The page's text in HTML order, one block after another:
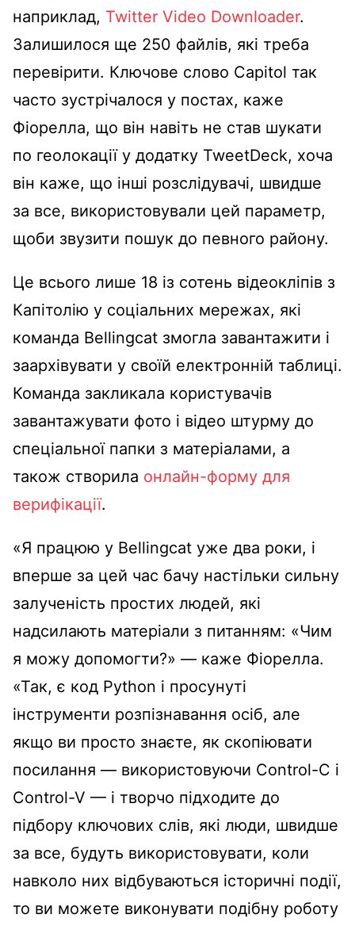
наприклад, Twitter Video Downloader.
Залишилося ще 250 файлів, які треба
перевірити. Ключове слово Capitol так
часто зустрічалося у постах, каже
Фіорелла, що він навіть не став шукати
по геолокації у додатку TweetDeck, хоча
він каже, що інші розслідувачі, швидше
за все, використовували цей параметр,
щоби звузити пошук до певного району.
Це всього лише 18 із сотень відеокліпів з
Капітолію у соціальних мережах, які
команда Bellingcat змогла завантажити і
заархівувати у своїй електронній таблиці.
Команда закликала користувачів
завантажувати фото і відео штурму до
спеціальної папки з матеріалами, а
також створила онлайн-форму для
верифікації.
«Я працюю у Bellingcat уже два роки, і
вперше за цей час бачу настільки сильну
залученість простих людей, які
надсилають матеріали з питанням: «Чим
я можу допомогти?» — каже Фіорелла.
«Так, є код Python і просунуті
інструменти розпізнавання осіб, але
якщо ви просто знаєте, як скопіювати
посилання — використовуючи Control-C і
Control-V — і творчо підходите до
підбору ключових слів, які люди, швидше
за все, будуть використовувати, коли
навколо них відбуваються історичні події,
то ви можете виконувати подібну роботу